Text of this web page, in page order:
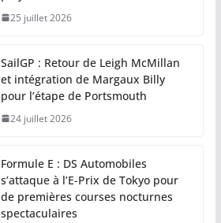
25 juillet 2026
SailGP : Retour de Leigh McMillan
et intégration de Margaux Billy
pour l’étape de Portsmouth
24 juillet 2026
Formule E : DS Automobiles
s’attaque à l’E-Prix de Tokyo pour
de premières courses nocturnes
spectaculaires